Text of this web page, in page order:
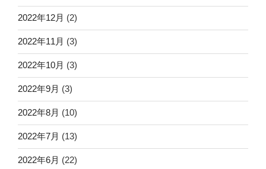
2022年12月 (2)
2022年11月 (3)
2022年10月 (3)
2022年9月 (3)
2022年8月 (10)
2022年7月 (13)
2022年6月 (22)